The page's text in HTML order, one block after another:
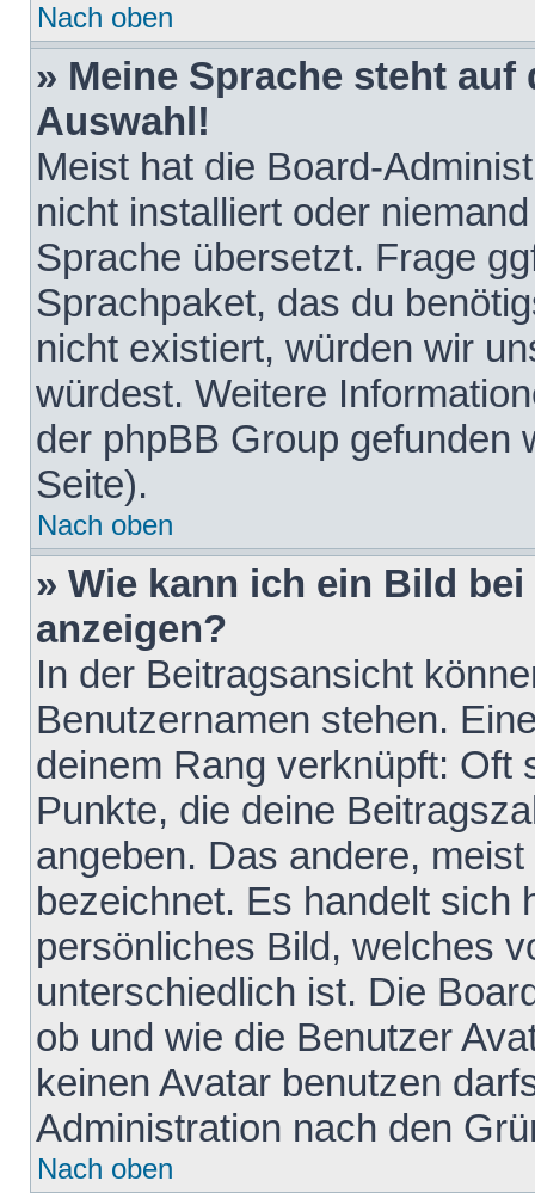
Nach oben
» Meine Sprache steht
Auswahl!
Meist hat die Board-
nicht installiert oder
Sprache übersetzt. Frage
Sprachpaket, das du
nicht existiert, würden wir
würdest. Weitere
der phpBB Group gefunden
Seite).
Nach oben
» Wie kann ich ein Bild
anzeigen?
In der Beitragsansicht
Benutzernamen stehen.
deinem Rang verknüpft: Oft
Punkte, die deine
angeben. Das andere,
bezeichnet. Es handelt sich
persönliches Bild, welches
unterschiedlich ist. Die
ob und wie die Benutzer
keinen Avatar benutzen
Administration nach den
Nach oben